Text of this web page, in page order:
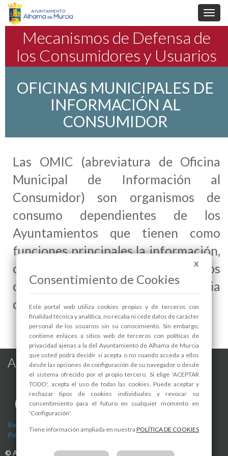
Mecanismos de Defensa de
los Consumidores y Usuarios
OFICINAS MUNICIPALES DE
INFORMACIÓN AL
CONSUMIDOR
Las OMIC (abreviatura de Oficina
Municipal de Información al
Consumidor) son organismos de
consumo dependientes de los
Ayuntamientos que tienen como
funciones principales la información,
orientación y ayuda a los
consumidores y usuarios en materia
de consumo en el ámbito local
Alhama de Murcia en las Redes
Registro de actividades de tratamiento Aviso Legal
Privacidad
Política de Cookies
© Ayuntamiento de Alhama de Murcia
X
Consentimiento de Cookies
Este portal web utiliza cookies propias y de terceros con
finalidad técnica y analítica, no recaba ni cede datos de carácter
personal de los usuarios sin su conocimiento. Sin embargo,
contiene enlaces a sitios web de terceros con políticas de
privacidad ajenas a la del Ayuntamiento de Alhama de Murcia
que usted podrá decidir si acepta o no cuando acceda a ellos
desde las opciones de configuración de su navegador o desde
el sistema ofrecido por el propio tercero. Si elige 'ACEPTAR
TODO', acepta el uso de todas las cookies. Puede aceptar y
rechazar tipos de cookies individuales y revocar su
consentimiento para el futuro en cualquier momento en
'Configuración'.
Tiene información ampliada en nuestra POLÍTICA DE COOKIES